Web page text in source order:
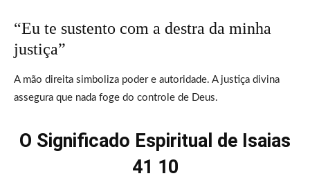
“Eu te sustento com a destra da minha
justiça”
A mão direita simboliza poder e autoridade. A justiça divina
assegura que nada foge do controle de Deus.
O Significado Espiritual de Isaias
41 10